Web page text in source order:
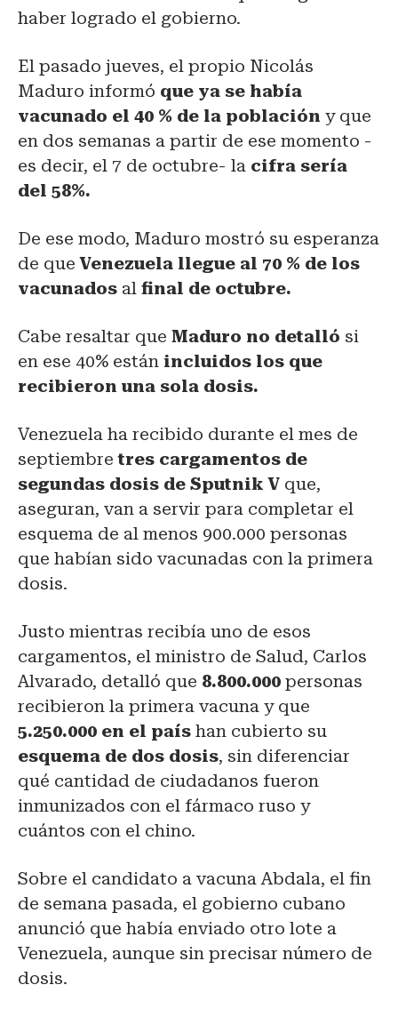
haber logrado el gobierno.
El pasado jueves, el propio Nicolás
Maduro informó que ya se había
vacunado el 40 % de la población y que
en dos semanas a partir de ese momento -
es decir, el 7 de octubre- la cifra sería
del 58%.
De ese modo, Maduro mostró su esperanza
de queVenezuela llegue al 70 % de los
vacunados al final de octubre.
Cabe resaltar que Maduro no detalló si
en ese 40% están incluidos los que
recibieron una sola dosis.
Venezuela ha recibido durante el mes de
septiembretres cargamentos de
segundas dosis de Sputnik V que,
aseguran, van a servir para completar el
esquema de al menos 900.000 personas
que habían sido vacunadas con la primera
dosis.
Justo mientras recibía uno de esos
cargamentos, el ministro de Salud, Carlos
Alvarado, detalló que 8.800.000 personas
recibieron la primera vacuna y que
5.250.000 en el país han cubierto su
esquema de dos dosis, sin diferenciar
qué cantidad de ciudadanos fueron
inmunizados con el fármaco ruso y
cuántos con el chino.
Sobre el candidato a vacuna Abdala, el fin
de semana pasada, el gobierno cubano
anunció que había enviado otro lote a
Venezuela, aunque sin precisar número de
dosis.